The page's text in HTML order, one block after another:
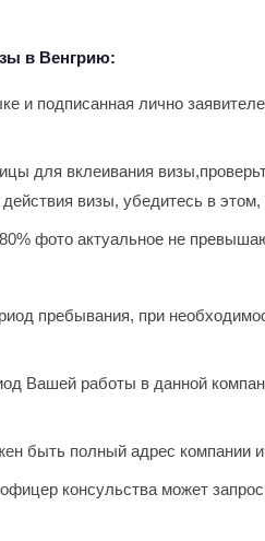
в Венгрию:
и подписанная лично
для вклеивания
визы, убедитесь в
фото актуальное не
пребывания, при
Вашей работы в данной
быть полный адрес компании
консульства может